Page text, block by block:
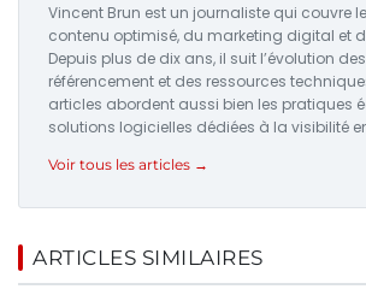
Vincent Brun est un journaliste qui couvre
contenu optimisé, du marketing digital et
Depuis plus de dix ans, il suit l’évolution
référencement et des ressources
articles abordent aussi bien les pratiques
solutions logicielles dédiées à la visibilité
Voir tous les articles →
ARTICLES SIMILAIRES